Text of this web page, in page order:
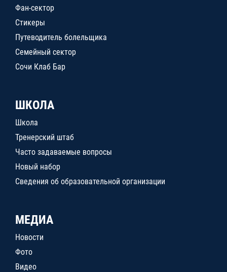
Фан-сектор
Стикеры
Путеводитель болельщика
Семейный сектор
Сочи Клаб Бар
ШКОЛА
Школа
Тренерский штаб
Часто задаваемые вопросы
Новый набор
Сведения об образовательной организации
МЕДИА
Новости
Фото
Видео